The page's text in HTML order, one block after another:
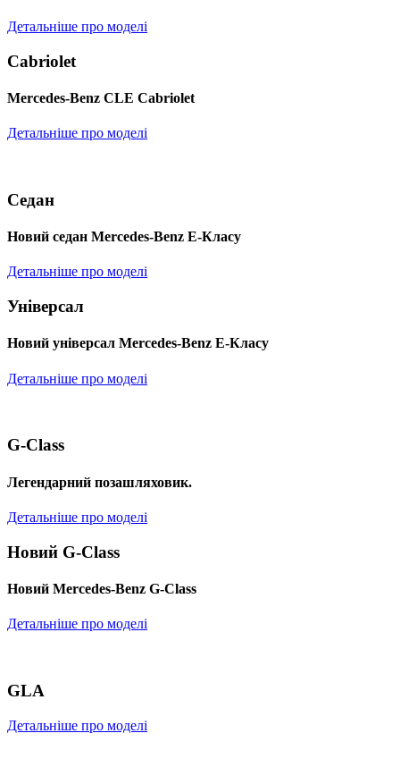
Детальніше про моделі
Cabriolet
Mercedes-Benz CLE Cabriolet
Детальніше про моделі
Седан
Новий седан Mercedes-Benz Е-Класу
Детальніше про моделі
Універсал
Новий універсал Mercedes-Benz E-Класу
Детальніше про моделі
G-Class
Легендарний позашляховик.
Детальніше про моделі
Новий G-Class
Новий Mercedes-Benz G-Class
Детальніше про моделі
GLA
Детальніше про моделі